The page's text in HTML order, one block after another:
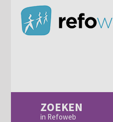
ZOEKEN
in Refoweb